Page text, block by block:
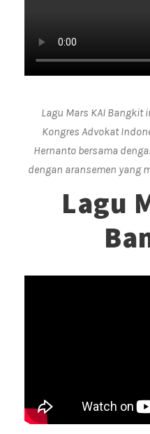
Lagu Mars KAI Bangkit
Kongres Advokat
Hernanto bersama
dengan aransemen yang
Lagu